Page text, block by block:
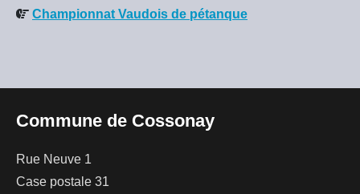
Championnat Vaudois de pétanque
Commune de Cossonay
Rue Neuve 1
Case postale 31